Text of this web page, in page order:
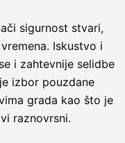
sigurnost stvari,
Iskustvo i
i zahtevnije selidbe
izbor pouzdane
grada kao što je
raznovrsni.